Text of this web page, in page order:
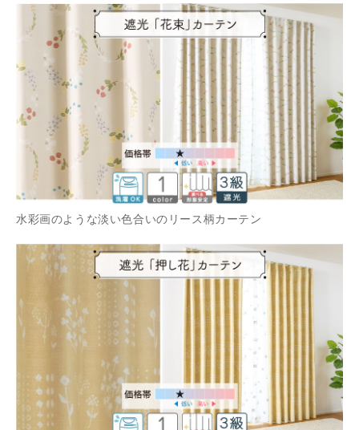
水彩画のような淡い色合いのリース柄カーテン